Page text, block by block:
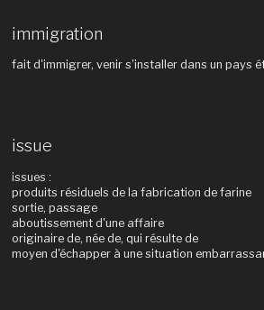
immigration
fait d'immigrer, venir s'installer dans un pays
issue
issues :
produits résiduels de la fabrication de farine
sortie, passage
aboutissement d'une affaire
originaire de, née de, qui résulte de
moyen d'échapper à une situation